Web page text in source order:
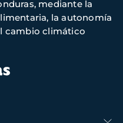
mediante la
la autonomía
cambio climático